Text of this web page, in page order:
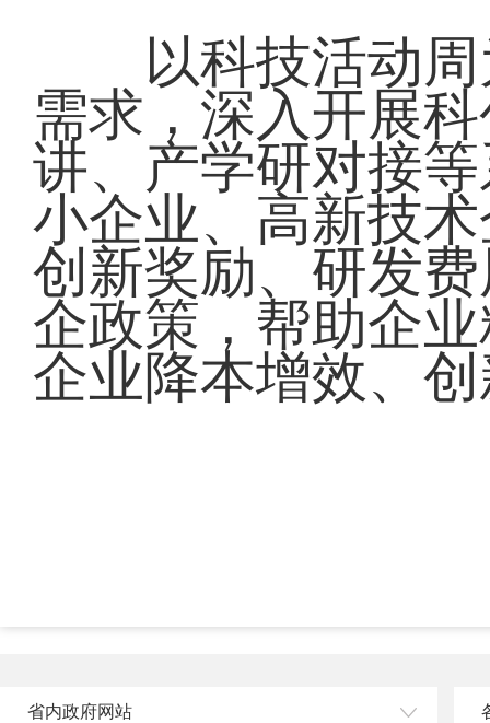
以科技活动周
需求，深入开展
讲、产学研对接
小企业、高新技
创新奖励、研发
企政策，帮助企
企业降本增效、
省内政府网站